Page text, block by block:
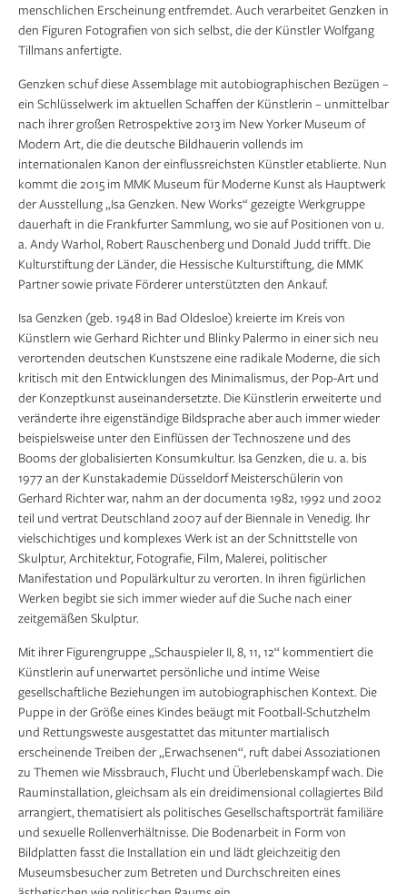
menschlichen Erscheinung entfremdet. Auch verarbeitet Genzken in
den Figuren Fotografien von sich selbst, die der Künstler Wolfgang
Tillmans anfertigte.
Genzken schuf diese Assemblage mit autobiographischen Bezügen –
ein Schlüsselwerk im aktuellen Schaffen der Künstlerin – unmittelbar
nach ihrer großen Retrospektive 2013 im New Yorker Museum of
Modern Art, die die deutsche Bildhauerin vollends im
internationalen Kanon der einflussreichsten Künstler etablierte. Nun
kommt die 2015 im MMK Museum für Moderne Kunst als Hauptwerk
der Ausstellung „Isa Genzken. New Works“ gezeigte Werkgruppe
dauerhaft in die Frankfurter Sammlung, wo sie auf Positionen von u.
a. Andy Warhol, Robert Rauschenberg und Donald Judd trifft. Die
Kulturstiftung der Länder, die Hessische Kulturstiftung, die MMK
Partner sowie private Förderer unterstützten den Ankauf.
Isa Genzken (geb. 1948 in Bad Oldesloe) kreierte im Kreis von
Künstlern wie Gerhard Richter und Blinky Palermo in einer sich neu
verortenden deutschen Kunstszene eine radikale Moderne, die sich
kritisch mit den Entwicklungen des Minimalismus, der Pop-Art und
der Konzeptkunst auseinandersetzte. Die Künstlerin erweiterte und
veränderte ihre eigenständige Bildsprache aber auch immer wieder
beispielsweise unter den Einflüssen der Technoszene und des
Booms der globalisierten Konsumkultur. Isa Genzken, die u. a. bis
1977 an der Kunstakademie Düsseldorf Meisterschülerin von
Gerhard Richter war, nahm an der documenta 1982, 1992 und 2002
teil und vertrat Deutschland 2007 auf der Biennale in Venedig. Ihr
vielschichtiges und komplexes Werk ist an der Schnittstelle von
Skulptur, Architektur, Fotografie, Film, Malerei, politischer
Manifestation und Populärkultur zu verorten. In ihren figürlichen
Werken begibt sie sich immer wieder auf die Suche nach einer
zeitgemäßen Skulptur.
Mit ihrer Figurengruppe „Schauspieler II, 8, 11, 12“ kommentiert die
Künstlerin auf unerwartet persönliche und intime Weise
gesellschaftliche Beziehungen im autobiographischen Kontext. Die
Puppe in der Größe eines Kindes beäugt mit Football-Schutzhelm
und Rettungsweste ausgestattet das mitunter martialisch
erscheinende Treiben der „Erwachsenen“, ruft dabei Assoziationen
zu Themen wie Missbrauch, Flucht und Überlebenskampf wach. Die
Rauminstallation, gleichsam als ein dreidimensional collagiertes Bild
arrangiert, thematisiert als politisches Gesellschaftsporträt familiäre
und sexuelle Rollenverhältnisse. Die Bodenarbeit in Form von
Bildplatten fasst die Installation ein und lädt gleichzeitig den
Museumsbesucher zum Betreten und Durchschreiten eines